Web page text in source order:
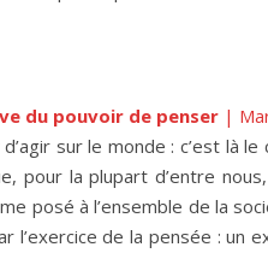
du pouvoir de penser |
sur le monde : c’est là
pour la plupart d’entre
posé à l’ensemble de la
l’exercice de la pensée : un